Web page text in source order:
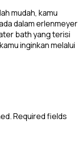
mudah, kamu
dalam erlenmeyer
bath yang terisi
inginkan melalui
Required fields